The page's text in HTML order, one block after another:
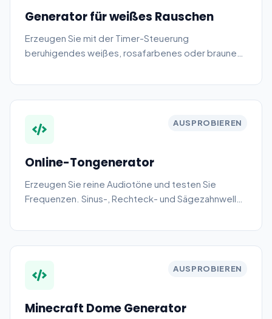
Generator für weißes Rauschen
Erzeugen Sie mit der Timer-Steuerung
beruhigendes weißes, rosafarbenes oder braunes
Entspannung.
AUSPROBIEREN
Online-Tongenerator
Erzeugen Sie reine Audiotöne und testen Sie
Frequenzen. Sinus-, Rechteck- und Sägezahnwellen
AUSPROBIEREN
Minecraft Dome Generator